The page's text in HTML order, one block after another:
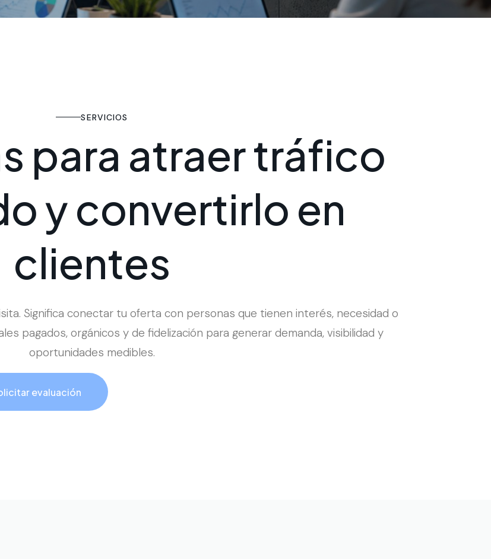
SERVICIOS
s para atraertráfico
oyconvertirlo en
clientes
Significa conectar tu oferta con personas que tienen interés, necesidad o
pagados, orgánicos y de fidelización para generar demanda, visibilidad y
oportunidades medibles.
evaluación